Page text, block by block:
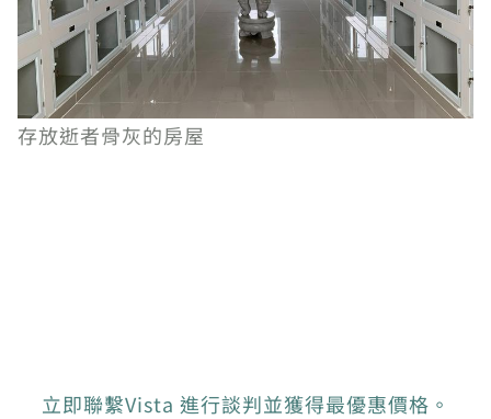
存放逝者骨灰的房屋
立即聯繫Vista 進行談判並獲得最優惠價格。